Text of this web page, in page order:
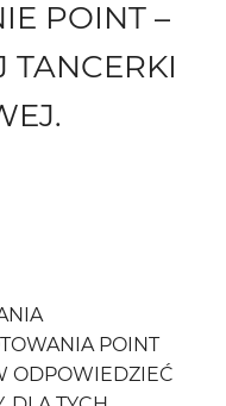
POINT –
TANCERKI
POINT
ODPOWIEDZIEĆ